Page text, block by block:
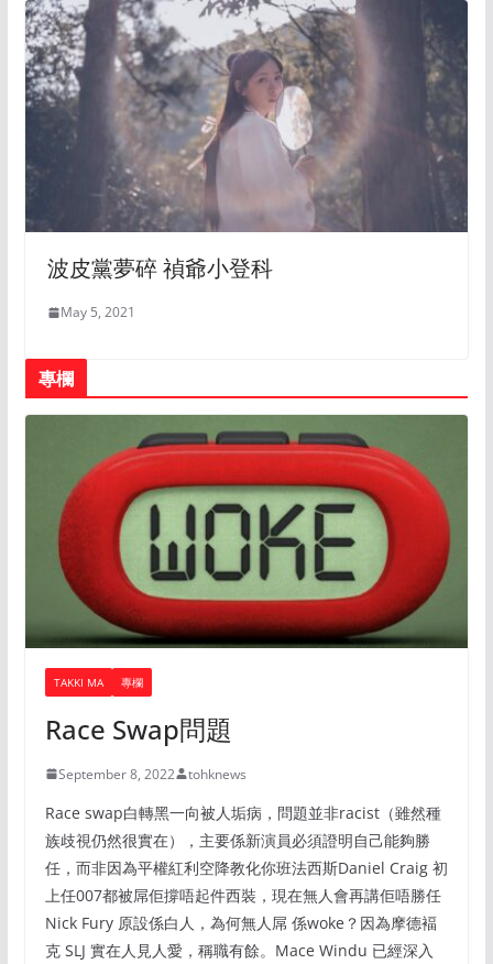
波皮黨夢碎 禎爺小登科
May 5, 2021
專欄
TAKKI MA 專欄
Race Swap問題
September 8, 2022 tohknews
Race swap白轉黑一向被人垢病，問題並非racist（雖然種
族歧視仍然很實在），主要係新演員必須證明自己能夠勝
任，而非因為平權紅利空降教化你班法西斯Daniel Craig 初
上任007都被屌佢撐唔起件西裝，現在無人會再講佢唔勝任
Nick Fury 原設係白人，為何無人屌 係woke？因為摩德褔
克 SLJ 實在人見人愛，稱職有餘。Mace Windu 已經深入